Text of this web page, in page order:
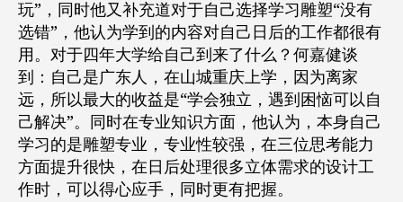
玩”，同时他又补充道对于自己选择学习雕塑“没有
选错”，他认为学到的内容对自己日后的工作都很有
用。对于四年大学给自己到来了什么？何嘉健谈
到：自己是广东人，在山城重庆上学，因为离家
远，所以最大的收益是“学会独立，遇到困恼可以自
己解决”。同时在专业知识方面，他认为，本身自己
学习的是雕塑专业，专业性较强，在三位思考能力
方面提升很快，在日后处理很多立体需求的设计工
作时，可以得心应手，同时更有把握。